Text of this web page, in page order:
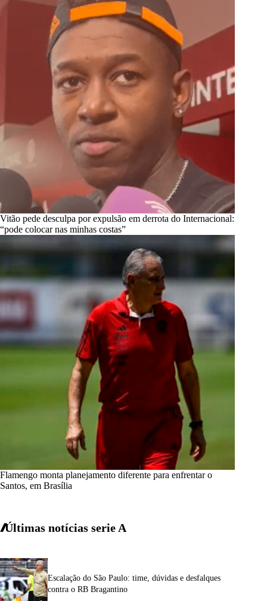
Vitão pede desculpa por expulsão em derrota do Internacional:
“pode colocar nas minhas costas”
Flamengo monta planejamento diferente para enfrentar o
Santos, em Brasília
Últimas notícias serie A
Escalação do São Paulo: time, dúvidas e desfalques
contra o RB Bragantino